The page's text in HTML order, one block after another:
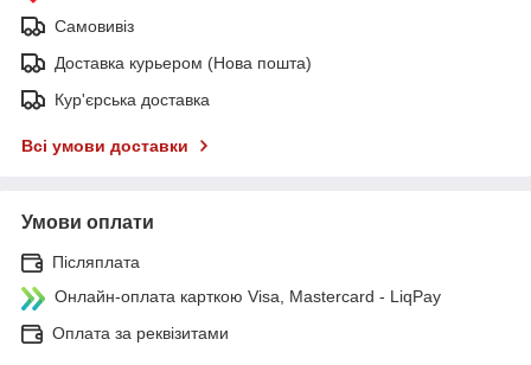
Самовивіз
Доставка курьером (Нова пошта)
Кур'єрська доставка
Всі умови доставки
Умови оплати
Післяплата
Онлайн-оплата карткою Visa, Mastercard - LiqPay
Оплата за реквізитами